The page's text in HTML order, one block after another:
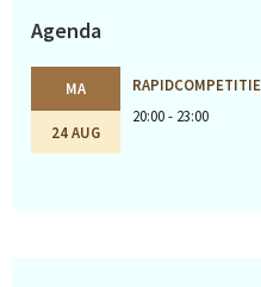
Agenda
MA
24 AUG
RAPIDCOMPETITIE
20:00 - 23:00